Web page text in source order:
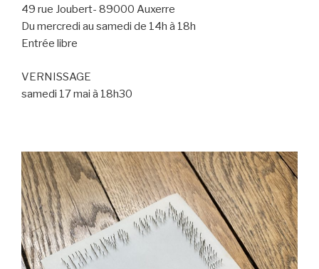
49 rue Joubert- 89000 Auxerre
Du mercredi au samedi de 14h à 18h
Entrée libre
VERNISSAGE
samedi 17 mai à 18h30